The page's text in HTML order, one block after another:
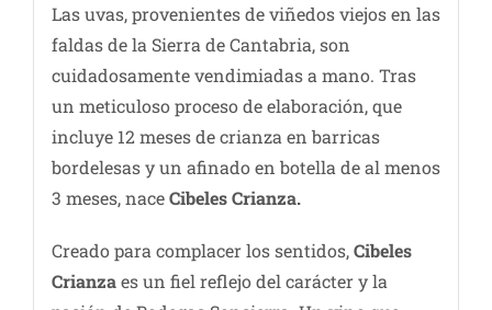
Las uvas, provenientes de viñedos viejos en las
faldas de la Sierra de Cantabria, son
cuidadosamente vendimiadas a mano. Tras
un meticuloso proceso de elaboración, que
incluye 12 meses de crianza en barricas
bordelesas y un afinado en botella de al menos
3 meses, naceCibeles Crianza.
Creado para complacer los sentidos,Cibeles
Crianzaes un fiel reflejo del carácter y la